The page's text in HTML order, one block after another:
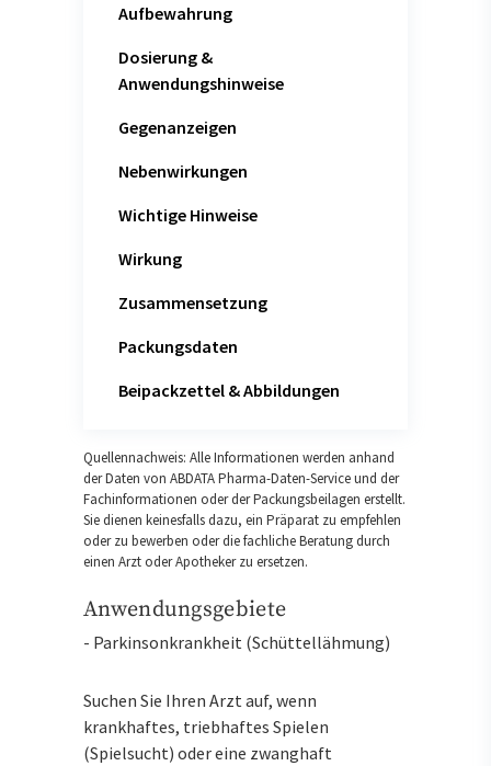
Aufbewahrung
Dosierung &
Anwendungshinweise
Gegenanzeigen
Nebenwirkungen
Wichtige Hinweise
Wirkung
Zusammensetzung
Packungsdaten
Beipackzettel & Abbildungen
Quellennachweis: Alle Informationen werden anhand
der Daten von ABDATA Pharma-Daten-Service und der
Fachinformationen oder der Packungsbeilagen erstellt.
Sie dienen keinesfalls dazu, ein Präparat zu empfehlen
oder zu bewerben oder die fachliche Beratung durch
einen Arzt oder Apotheker zu ersetzen.
Anwendungsgebiete
- Parkinsonkrankheit (Schüttellähmung)
Suchen Sie Ihren Arzt auf, wenn
krankhaftes, triebhaftes Spielen
(Spielsucht) oder eine zwanghaft